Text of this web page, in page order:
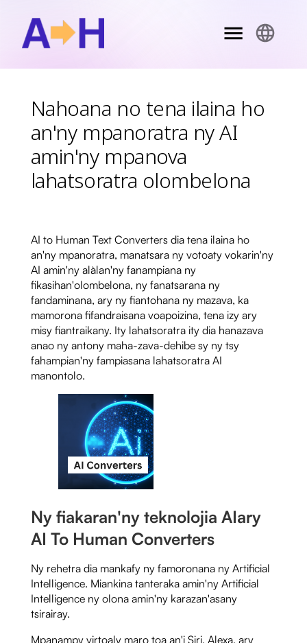
Nahoana no tena ilaina ho
an'ny mpanoratra ny AI
amin'ny mpanova
lahatsoratra olombelona
AI to Human Text Converters dia tena ilaina ho
an'ny mpanoratra, manatsara ny votoaty vokarin'ny
AI amin'ny alàlan'ny fanampiana ny
fikasihan'olombelona, ​​ny fanatsarana ny
fandaminana, ary ny fiantohana ny mazava, ka
mamorona fifandraisana voapoizina, tena izy ary
misy fiantraikany. Ity lahatsoratra ity dia hanazava
anao ny antony maha-zava-dehibe sy ny tsy
fahampian'ny fampiasana lahatsoratra AI
manontolo.
Ny fiakaran'ny teknolojia AIary
AI To Human Converters
Ny rehetra dia mankafy ny famoronana ny Artificial
Intelligence. Miankina tanteraka amin'ny Artificial
Intelligence ny olona amin'ny karazan'asany
tsirairay.
Mpanampy virtoaly maro toa an'i Siri, Alexa, ary